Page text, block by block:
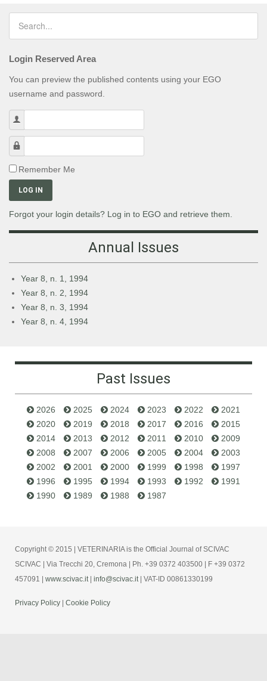
Login Reserved Area
You can preview the published contents using your EGO
username and password.
Remember Me
LOG IN
Forgot your login details? Log in to EGO and retrieve them.
Annual Issues
Year 8, n. 1, 1994
Year 8, n. 2, 1994
Year 8, n. 3, 1994
Year 8, n. 4, 1994
Past Issues
2026 2025 2024 2023 2022
2021
2020
2019 2018 2017 2016
2015
2014
2013 2012 2011 2010
2009
2008
2007 2006 2005 2004
2003
2002
2001 2000 1999 1998
1997
1996
1995 1994 1993 1992
1991
1990
1989 1988 1987
Copyright © 2015 | VETERINARIA is the Official Journal of SCIVAC
SCIVAC | Via Trecchi 20, Cremona | Ph. +39 0372 403500 | F +39 0372
457091 | www.scivac.it| info@scivac.it| VAT-ID 00861330199
Privacy Policy Cookie Policy